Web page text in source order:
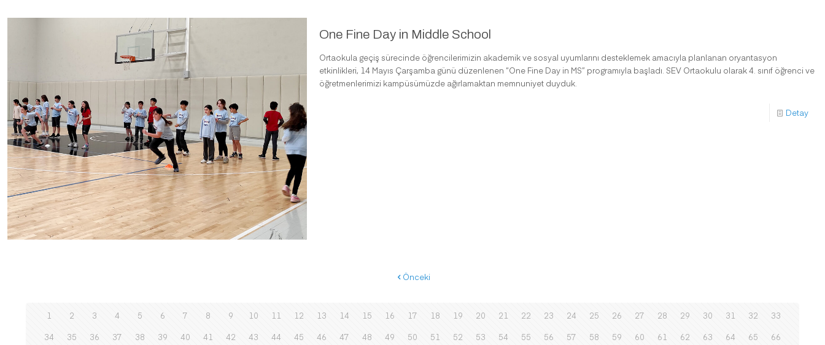
One Fine Day in Middle School
Ortaokula geçiş sürecinde öğrencilerimizin akademik ve sosyal uyumlarını desteklemek amacıyla planlanan oryantasyon
etkinlikleri, 14 Mayıs Çarşamba günü düzenlenen “One Fine Day in MS” programıyla başladı. SEV Ortaokulu olarak 4. sınıf öğrenci ve
öğretmenlerimizi kampüsümüzde ağırlamaktan memnuniyet duyduk.
Detay
Önceki
1 2 3 4 5 6 7 8 9 10 11 12 13 14 15 16 17 18 19 20 21 22 23 24 25 26 27 28 29 30 31 32
33
34
35 36 37 38 39 40 41 42 43 44 45 46 47 48 49 50 51 52 53 54 55 56 57 58 59 60 61 62 63 64 65 66